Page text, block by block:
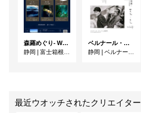
森羅めぐり- Wandering in Shinra -
静岡 | 富士箱根カントリークラブ
ベルナール・ビュフェと写真 ーカメラがとらえたビュフェとその時代、そして21 世紀へ
静岡 | ベルナール・ビュフェ美術館
最近ウオッチされたクリエイター